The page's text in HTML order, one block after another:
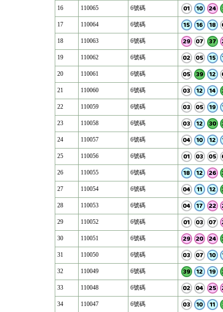
16 110065 6號碼
17 110064 6號碼
18 110063 6號碼
19 110062 6號碼
20 110061 6號碼
21 110060 6號碼
22 110059 6號碼
23 110058 6號碼
24 110057 6號碼
25 110056 6號碼
26 110055 6號碼
27 110054 6號碼
28 110053 6號碼
29 110052 6號碼
30 110051 6號碼
31 110050 6號碼
32 110049 6號碼
33 110048 6號碼
34 110047 6號碼